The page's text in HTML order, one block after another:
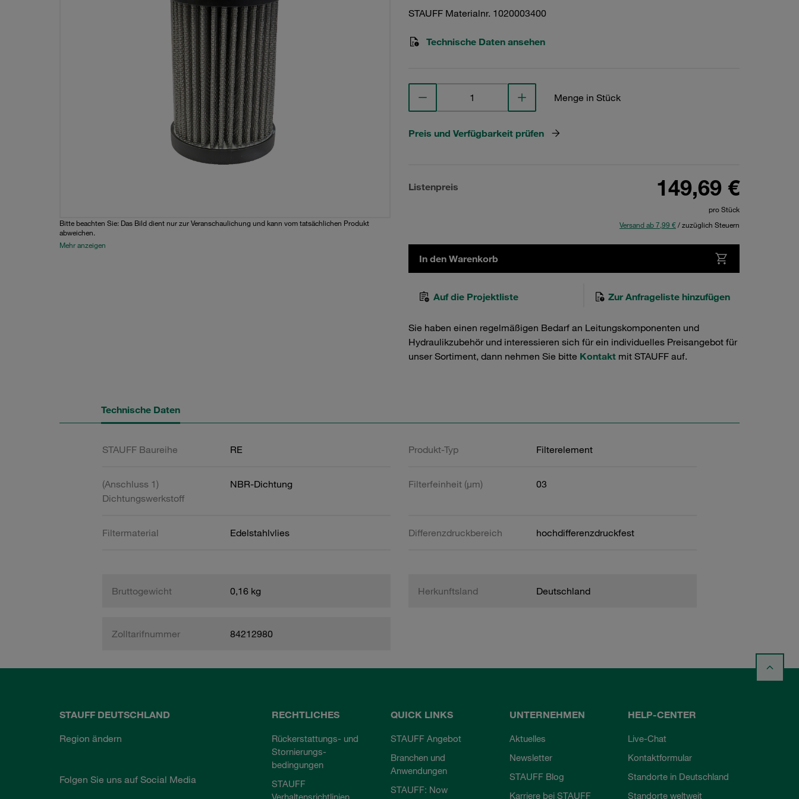
Bitte beachten Sie: Das Bild dient nur zur Veranschaulichung und kann vom tatsächlichen Produkt
abweichen.
Mehr anzeigen
STAUFF Materialnr. 1020003400
Technische Daten ansehen
Menge in Stück
Preis und Verfügbarkeit prüfen
Listenpreis 149,69 €
pro Stück
Versand ab 7,99 €/ zuzüglich Steuern
In den Warenkorb
Auf die Projektliste Zur Anfrageliste hinzufügen
Sie haben einen regelmäßigen Bedarf an Leitungskomponenten und
Hydraulikzubehör und interessieren sich für ein individuelles Preisangebot für
unser Sortiment, dann nehmen Sie bitte Kontakt mit STAUFF auf.
Technische Daten
STAUFF Baureihe RE Produkt-Typ Filterelement
(Anschluss 1)
Dichtungswerkstoff
NBR-Dichtung Filterfeinheit (µm) 03
Filtermaterial Edelstahlvlies Differenzdruckbereich hochdifferenzdruckfest
Bruttogewicht 0,16 kg Herkunftsland Deutschland
Zolltarifnummer 84212980
STAUFF DEUTSCHLAND
Region ändern
Folgen Sie uns auf Social Media
RECHTLICHES
Rückerstattungs- und
Stornierungs-
bedingungen
STAUFF
Verhaltensrichtlinien
QUICK LINKS
STAUFF Angebot
Branchen und
Anwendungen
STAUFF: Now
UNTERNEHMEN
Aktuelles
Newsletter
STAUFF Blog
Karriere bei STAUFF
HELP-CENTER
Live-Chat
Kontaktformular
Standorte in Deutschland
Standorte weltweit